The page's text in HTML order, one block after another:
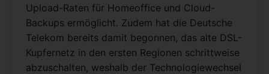
Upload-Raten für Homeoffice und Cloud-
Backups ermöglicht. Zudem hat die Deutsche
Telekom bereits damit begonnen, das alte DSL-
Kupfernetz in den ersten Regionen schrittweise
abzuschalten, weshalb der Technologiewechsel